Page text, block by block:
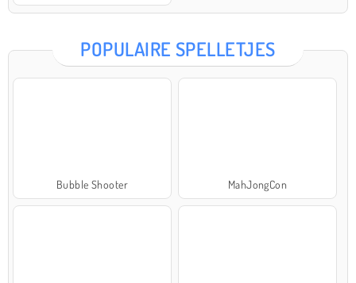
POPULAIRE SPELLETJES
Bubble Shooter MahJongCon